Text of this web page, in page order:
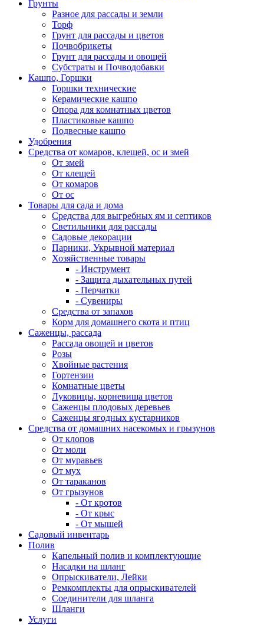
Грунты
Разное для рассады и земли
Торф
Грунт для рассады и цветов
Почвобрикеты
Грунт для рассады и овощей
Субстраты и Почводобавки
Кашпо, Горшки
Горшки технические
Керамические кашпо
Опора для комнатных цветов
Пластиковые кашпо
Подвесные кашпо
Удобрения
Средства от комаров, клещей, ос и змей
От змей
От клещей
От комаров
От ос
Товары для сада и дома
Средства для выгребных ям и септиков
Светильники для рассады
Садовые декорации
Парники, Укрывной материал
Хозяйственные товары
- Инструмент
- Защита дыхательных путей
- Перчатки
- Сувениры
Средства от запахов
Корм для домашнего скота и птиц
Саженцы, рассада
Рассада овощей и цветов
Розы
Хвойные растения
Гортензии
Комнатные цветы
Луковицы, корневища цветов
Саженцы плодовых деревьев
Саженцы ягодных кустарников
Средства от домашних насекомых и грызунов
От клопов
От моли
От муравьев
От мух
От тараканов
От грызунов
- От кротов
- От крыс
- От мышей
Садовый инвентарь
Полив
Капельный полив и комплектующие
Насадки на шланг
Опрыскиватели, Лейки
Ремкомплекты для опрыскивателей
Соединители для шланга
Шланги
Услуги